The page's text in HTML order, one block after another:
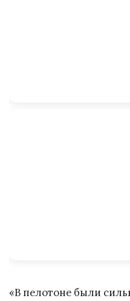
«В пелотоне были